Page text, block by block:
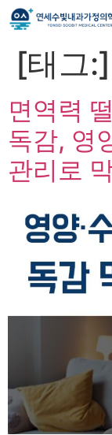
[태그:]
면역력
독감, 영
관리로